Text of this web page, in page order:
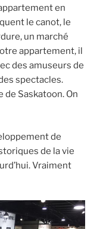
en
le canot, le
un marché
appartement, il
des amuseurs de
spectacles.
Saskatoon. On
de
de la vie
Vraiment